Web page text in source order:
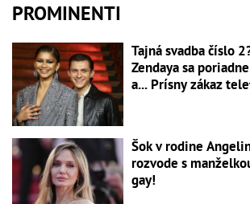
PROMINENTI
Tajná svadba číslo
Zendaya sa
a... Prísny zákaz
Šok v rodine
rozvode s
gay!